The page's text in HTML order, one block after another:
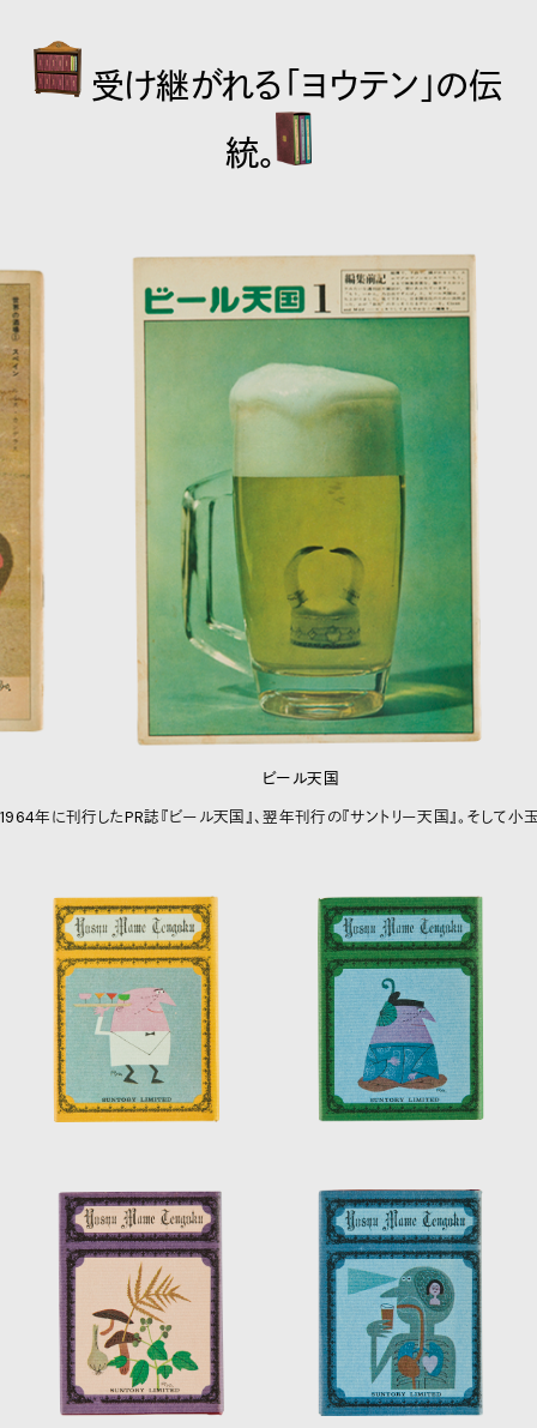
受け継がれる「ヨウテン」の伝
統。
1964年に刊行したPR誌『ビール天国』、翌年刊行の『サントリー天国』。そして